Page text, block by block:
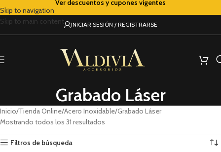
Skip to navigation
Skip to main content
Ver descuentos y cupones vigentes
INICIAR SESIÓN / REGISTRARSE
Grabado Láser
Inicio Tienda Online Acero Inoxidable Grabado Láser
Mostrando todos los 31 resultados
Filtros de búsqueda